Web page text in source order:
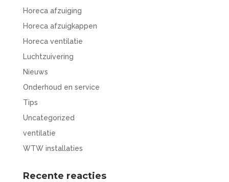
Horeca afzuiging
Horeca afzuigkappen
Horeca ventilatie
Luchtzuivering
Nieuws
Onderhoud en service
Tips
Uncategorized
ventilatie
WTW installaties
Recente reacties